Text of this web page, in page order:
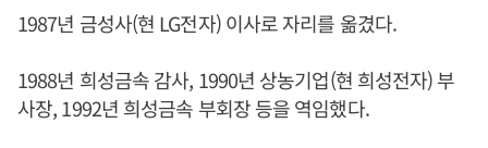
1987년 금성사(현 LG전자) 이사로 자리를 옮겼다.
1988년 희성금속 감사, 1990년 상농기업(현 희성전자) 부
사장, 1992년 희성금속 부회장 등을 역임했다.